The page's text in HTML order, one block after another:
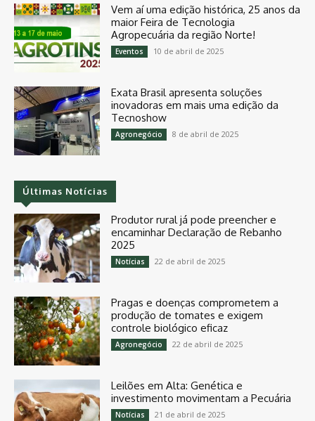
Vem aí uma edição histórica, 25 anos da
maior Feira de Tecnologia
Agropecuária da região Norte!
Eventos 10 de abril de 2025
Exata Brasil apresenta soluções
inovadoras em mais uma edição da
Tecnoshow
Agronegócio 8 de abril de 2025
Últimas Notícias
Produtor rural já pode preencher e
encaminhar Declaração de Rebanho
2025
Notícias 22 de abril de 2025
Pragas e doenças comprometem a
produção de tomates e exigem
controle biológico eficaz
Agronegócio 22 de abril de 2025
Leilões em Alta: Genética e
investimento movimentam a Pecuária
Notícias 21 de abril de 2025